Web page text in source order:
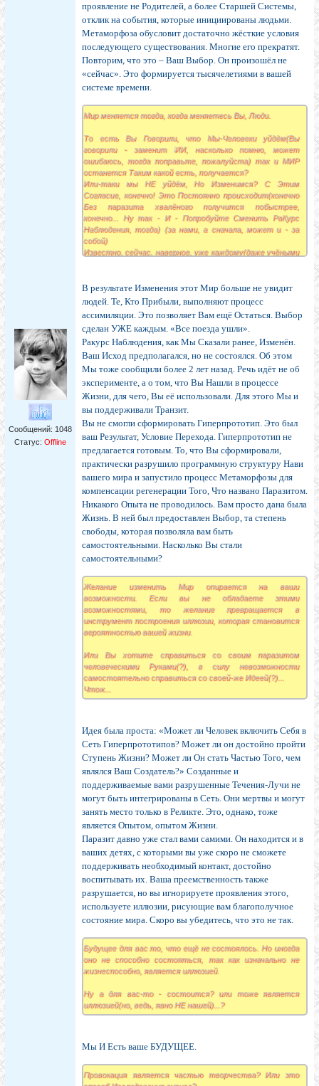
Сообщений: 1048
Статус: Offline
проявление не Родителей, а более Старшей Системы,
отклик на события, которые инициированы людьми.
Метаморфоза обусловит достаточно жёсткие условия
последующего существования. Многие его прекратят.
Повторим, что это – Ваш Выбор. Он произошёл не
«сейчас». Это формируется тысячелетиями в вашей
системе времени.
Мир меняется тогда, когда меняетесь Вы, Люди.
То есть Вы Говорили, что Мы-Человеки уйдём(Вы
говорили - заменит ИИ, насколько помню, может
ошибаюсь, тогда поправьте, пожалуйста) так и МИР
останется Таким какой есть, получается?
Или-таки мы НЕ уйдём, Но Изменимся? С Этим
Согласие, конечно! Это Постоянно происходит(конечно
Без паразита хвалёного получится побыстрее,
конечно... Ну так - И - Попробуйте Сменить РаКурс
Наблюдения, тогда) (за нами, а сначала, может и - за
собой)
Известно, сейчас, наверное, уже каждому(даже учёными
ЗАКЛАДЫВАЕТ Исход Эксперимента(т.е. Своими
Ожиданиями и Проекциями и Решает чем закончитСя
Опыт, а Вы о своих таак подробно и долго описывали...)
Или...-
В результате Изменения этот Мир больше не увидит
людей. Те, Кто Прибыли, выполняют процесс
ассимиляции. Это позволяет Вам ещё Остаться. Выбор
сделан УЖЕ каждым. «Все поезда ушли».
Ракурс Наблюдения, как Мы Сказали ранее, Изменён.
Ваш Исход предполагался, но не состоялся. Об этом
Мы тоже сообщили более 2 лет назад. Речь идёт не об
эксперименте, а о том, что Вы Нашли в процессе
Жизни, для чего, Вы её использовали. Для этого Мы и
вы поддерживали Транзит.
Вы не смогли сформировать Гиперпрототип. Это был
ваш Результат, Условие Перехода. Гиперпрототип не
предлагается готовым. То, что Вы сформировали,
практически разрушило программную структуру Нави
вашего мира и запустило процесс Метаморфозы для
компенсации регенерации Того, Что названо Паразитом.
Никакого Опыта не проводилось. Вам просто дана была
Жизнь. В ней был предоставлен Выбор, та степень
свободы, которая позволяла вам быть
самостоятельными. Насколько Вы стали
самостоятельными?
Желание изменить Мир опирается на ваши
возможности. Если вы не обладаете этими
возможностями, то желание превращается в
инструмент построения иллюзии, которая становится
вероятностью вашей жизни.
Или Вы хотите справиться со своим паразитом
человеческими Руками(?), в силу невозможности
самостоятельно справиться со своей-же Идеей(?)...
Чтож...
Идея была проста: «Может ли Человек включить Себя в
Сеть Гиперпрототипов? Может ли он достойно пройти
Ступень Жизни? Может ли Он стать Частью Того, чем
являлся Ваш Создатель?» Созданные и
поддерживаемые вами разрушенные Течения-Лучи не
могут быть интегрированы в Сеть. Они мертвы и могут
занять место только в Реликте. Это, однако, тоже
является Опытом, опытом Жизни.
Паразит давно уже стал вами самими. Он находится и в
ваших детях, с которыми вы уже скоро не сможете
поддерживать необходимый контакт, достойно
воспитывать их. Ваша преемственность также
разрушается, но вы игнорируете проявления этого,
используете иллюзии, рисующие вам благополучное
состояние мира. Скоро вы убедитесь, что это не так.
Будущее для вас то, что ещё не состоялось. Но иногда
оно не способно состояться, так как изначально не
жизнеспособно, является иллюзией.
Ну а для вас-то - состоится? или тоже является
иллюзией(но, ведь, явно НЕ нашей)...?
Мы И Есть ваше БУДУЩЕЕ.
Провокация является частью творчества? Или это